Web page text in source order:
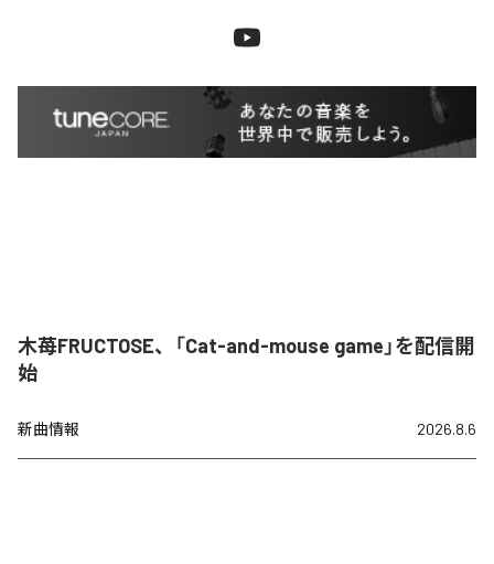
木苺FRUCTOSE、「Cat-and-mouse game」を配信開
始
新曲情報 2026.8.6